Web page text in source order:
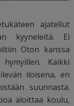
ajatellut
kyyneleitä. Ei
Oton kanssa
Kaikki
iloisena, en
suunnasta.
aloittaa koulu,